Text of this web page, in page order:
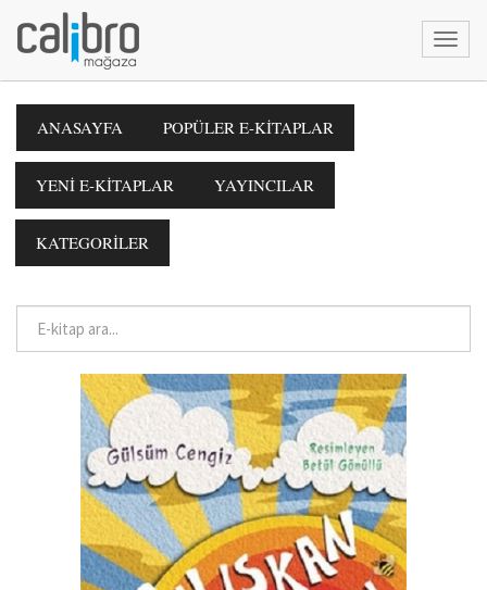
ANASAYFA POPÜLER E-KİTAPLAR
YENİ E-KİTAPLAR YAYINCILAR
KATEGORİLER